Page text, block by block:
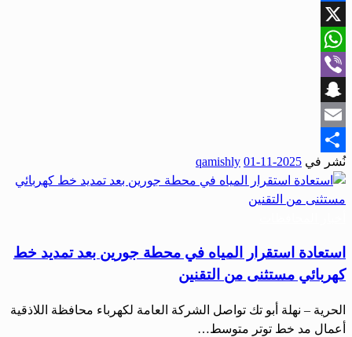
Facebook
X
WhatsApp
Viber
Snapchat
Email
Share
نُشر في 2025-11-01
qamishly
استعادة استقرار المياه في محطة جورين بعد تمديد خط
كهربائي مستثنى من التقنين
الحرية – نهلة أبو تك تواصل الشركة العامة لكهرباء محافظة اللاذقية
أعمال مد خط توتر متوسط…